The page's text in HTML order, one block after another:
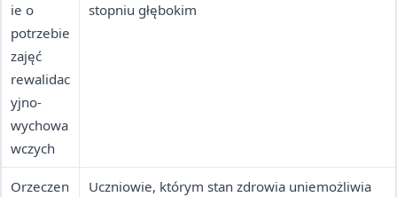
ie o
potrzebie
zajęć
rewalidac
yjno-
wychowa
wczych
stopniu głębokim
Orzeczen
Uczniowie, którym stan zdrowia uniemożliwia